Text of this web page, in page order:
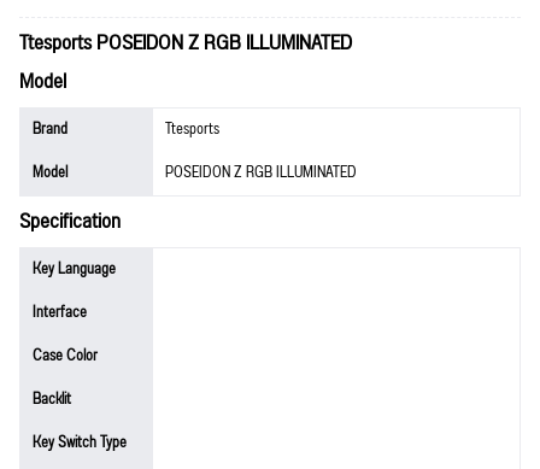
Ttesports POSEIDON Z RGB ILLUMINATED
Model
Brand
Ttesports
Model
POSEIDON Z RGB ILLUMINATED
Specification
Key Language
Interface
Case Color
Backlit
Key Switch Type